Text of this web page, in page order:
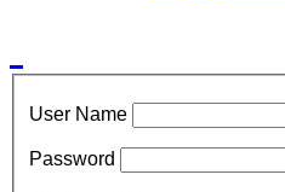
User Name
Password